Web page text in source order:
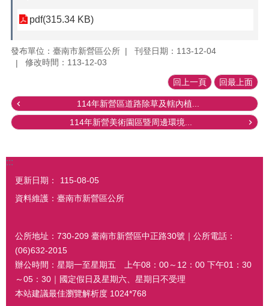
pdf(315.34 KB)
發布單位：臺南市新營區公所
刊登日期：113-12-04
修改時間：113-12-03
回上一頁 回最上面
114年新營區道路除草及轄內植...
114年新營美術園區暨周邊環境...
:::
更新日期：
115-08-05
資料維護：臺南市新營區公所
公所地址：730-209 臺南市新營區中正路30號｜公所電話：
(06)632-2015
辦公時間：星期一至星期五 上午08：00～12：00 下午01：30
～05：30｜國定假日及星期六、星期日不受理
本站建議最佳瀏覽解析度 1024*768